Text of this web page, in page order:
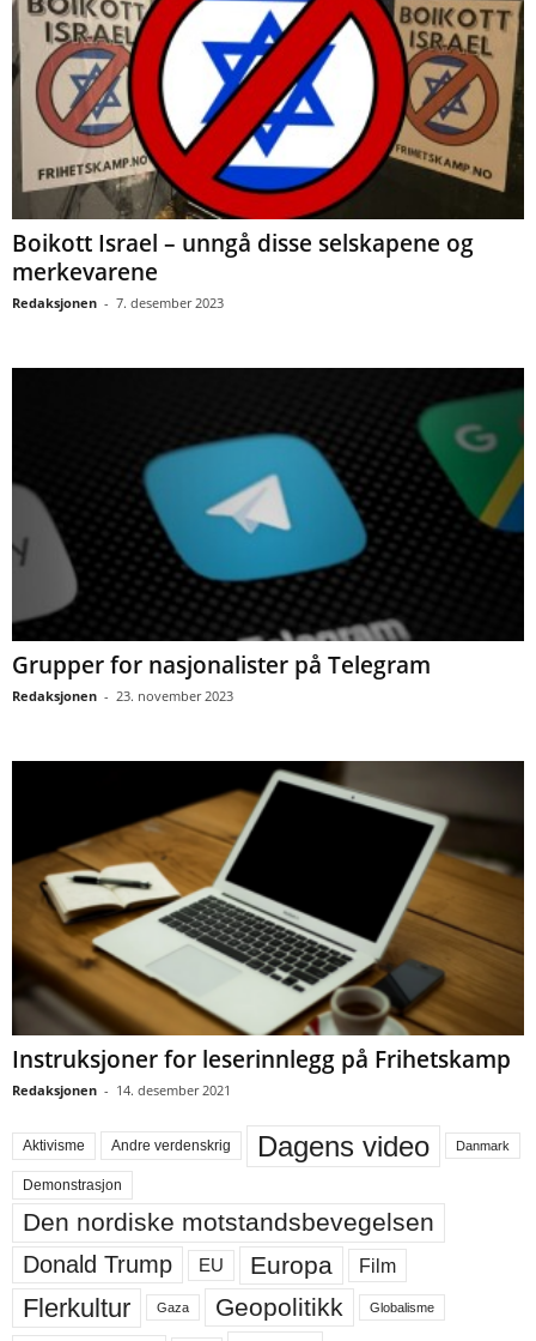
Boikott Israel – unngå disse selskapene og
merkevarene
Redaksjonen - 7. desember 2023
Grupper for nasjonalister på Telegram
Redaksjonen - 23. november 2023
Instruksjoner for leserinnlegg på Frihetskamp
Redaksjonen - 14. desember 2021
Aktivisme Andre verdenskrig Dagens video Danmark
Demonstrasjon
Den nordiske motstandsbevegelsen
Donald Trump EU Europa Film
Flerkultur Gaza Geopolitikk Globalisme